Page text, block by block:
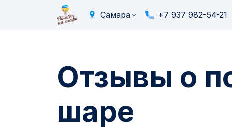
Самара +7 937 982-54-21
Отзывы о
шаре